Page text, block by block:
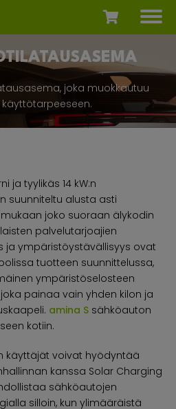
joka muokkautuu
ja tyylikäs 14 kW:n
suunniteltu alusta asti
joko suoraan älykodin
palvelutarjoajien
ja ympäristöystävällisyys ovat
tuotteen suunnittelussa,
ympäristöselosteen
painaa vain yhden kilon ja
amina S sähköauton
kotiin.
käyttäjät voivat hyödyntää
kanssa Solar Charging
sähköautojen
silloin, kun ylimääräistä